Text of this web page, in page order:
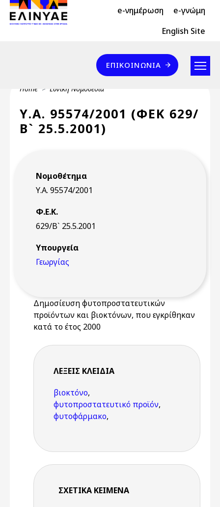
Skip to main content
Header Top 2 e-νημέρωση e-γνώμη
Header Top English Site
Επικοινωνία
ΕΠΙΚΟΙΝΩΝΊΑ
Breadcrumb
Home Εθνική Νομοθεσία
Υ.Α. 95574/2001 (ΦΕΚ 629/
Β` 25.5.2001)
Νομοθέτημα
Υ.Α. 95574/2001
Φ.Ε.Κ.
629/Β` 25.5.2001
Υπουργεία
Γεωργίας
Δημοσίευση φυτοπροστατευτικών
προϊόντων και βιοκτόνων, που εγκρίθηκαν
κατά το έτος 2000
ΛΈΞΕΙΣ KΛΕΙΔΙΆ
βιοκτόνο,
φυτοπροστατευτικό προϊόν,
φυτοφάρμακο,
ΣΧΕΤΙΚΆ ΚΕΊΜΕΝΑ